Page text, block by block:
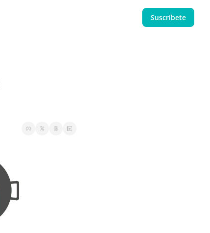
Suscríbete